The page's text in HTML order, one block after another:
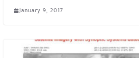
January 9, 2017